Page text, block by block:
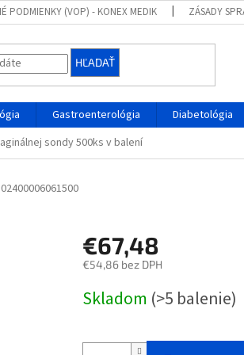
PODMIENKY (VOP) - KONEX MEDIK ZÁSADY
HĽADAŤ
Gastroenterológia Diabetológia
sondy 500ks v balení
€67,48
€54,86 bez DPH
cena:
Skladom (>5 balenie)